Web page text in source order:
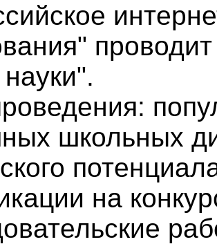
школьных
на